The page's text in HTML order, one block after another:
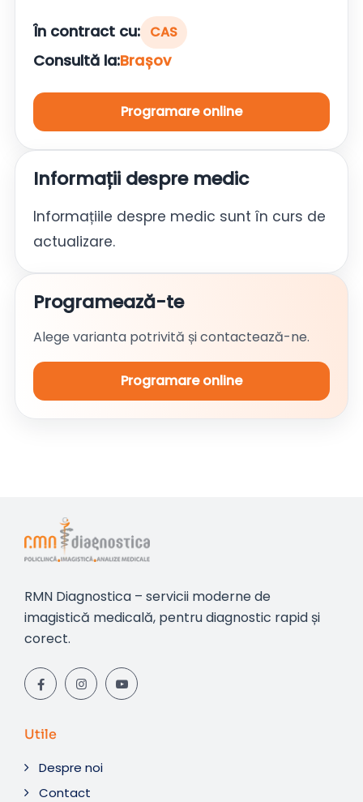
În contract cu: CAS
Consultă la:Brașov
Programare online
Informații despre medic
Informațiile despre medic sunt în curs de
actualizare.
Programează-te
Alege varianta potrivită și contactează-ne.
Programare online
RMN Diagnostica – servicii moderne de
imagistică medicală, pentru diagnostic rapid și
corect.
Utile
Despre noi
Contact